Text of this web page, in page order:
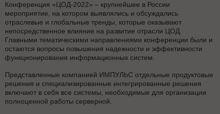
Конференция «ЦОД-2022» – крупнейшее в России
мероприятие, на котором выявлялись и обсуждались
отраслевые и глобальные тренды, которые оказывают
непосредственное влияние на развитие отрасли ЦОД.
Главными тематическими направлениями конференции были и
остаются вопросы повышения надежности и эффективности
функционирования информационных систем.
Представленные компанией ИМПУЛЬС отдельные продуктовые
решения и специализированные интегрированные решения
включают в себя все системы, необходимые для организации
полноценной работы серверной.